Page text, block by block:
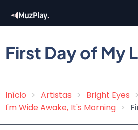
para
conteúdo
principal
First Day of My
Trilha
Início Artistas
Bright Eyes
I'm Wide Awake, It's Morning